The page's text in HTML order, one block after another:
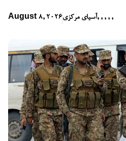
August 8, 2026آسیای مرکزی, , , , ,